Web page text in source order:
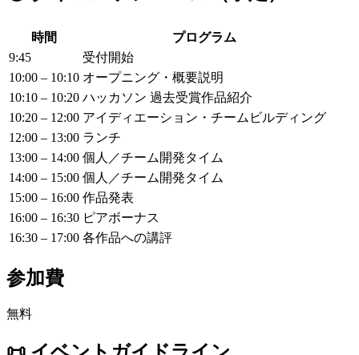
時間
プログラム
9:45
受付開始
10:00 – 10:10 オープニング・概要説明
10:10 – 10:20 ハッカソン 過去受賞作品紹介
10:20 – 12:00 アイディエーション・チームビルディング
12:00 – 13:00 ランチ
13:00 – 14:00 個人／チーム開発タイム
14:00 – 15:00 個人／チーム開発タイム
15:00 – 16:00 作品発表
16:00 – 16:30 ピアボーナス
16:30 – 17:00 各作品への講評
参加費
無料